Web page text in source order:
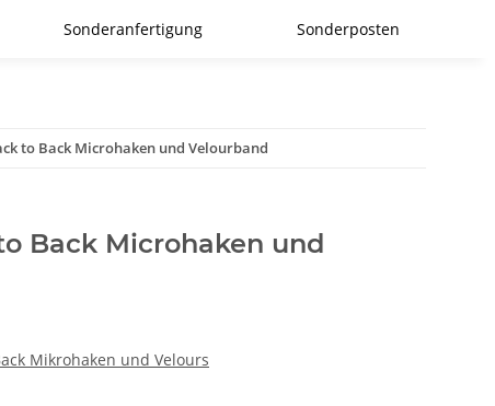
Sonderanfertigung Sonderposten
to Back Microhaken und Velourband
Back Microhaken und
Mikrohaken und Velours